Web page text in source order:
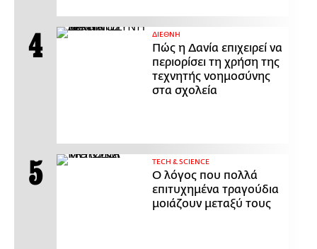
ΔΙΕΘΝΗ
Πώς η Δανία επιχειρεί να
περιορίσει τη χρήση της
τεχνητής νοημοσύνης
στα σχολεία
ΤECH & SCIENCE
Ο λόγος που πολλά
επιτυχημένα τραγούδια
μοιάζουν μεταξύ τους